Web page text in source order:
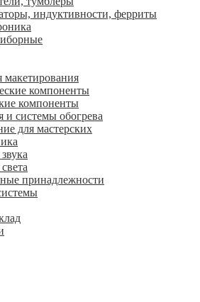
индуктивности, ферриты
компоненты
компоненты
и системы обогрева
для мастерских
принадлежности